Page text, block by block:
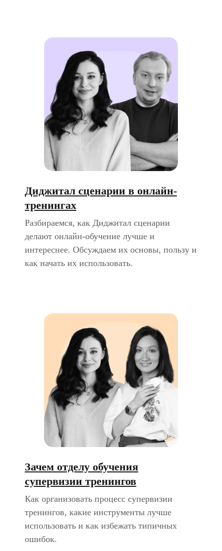
Диджитал сценарии в онлайн-
тренингах
Разбираемся, как Диджитал сценарии
делают онлайн-обучение лучше и
интереснее. Обсуждаем их основы, пользу и
как начать их использовать.
Зачем отделу обучения
супервизии тренингов
Как организовать процесс супервизии
тренингов, какие инструменты лучше
использовать и как избежать типичных
ошибок.